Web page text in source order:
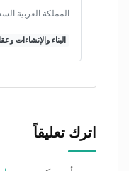
المملكة العربية
البناء والإنشاءات
اترك تعليقاً